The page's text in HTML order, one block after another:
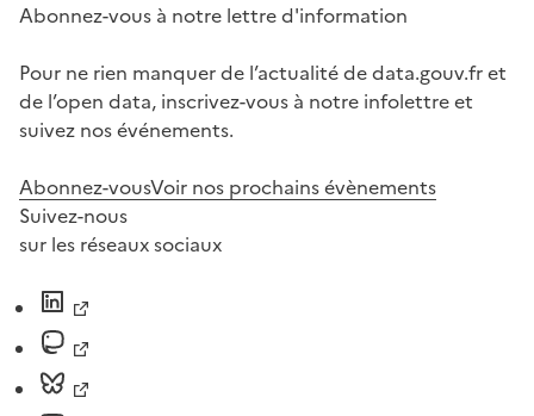
Abonnez-vous à notre lettre d'information
Pour ne rien manquer de l’actualité de data.gouv.fr et
de l’open data, inscrivez-vous à notre infolettre et
suivez nos événements.
Abonnez-vousVoir nos prochains évènements
Suivez-nous
sur les réseaux sociaux